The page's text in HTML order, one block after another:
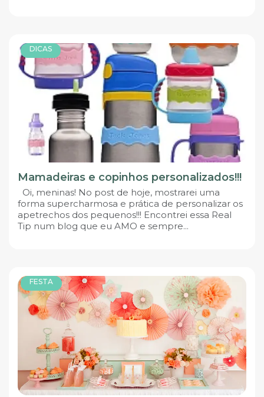
DICAS
Mamadeiras e copinhos personalizados!!!
Oi, meninas! No post de hoje, mostrarei uma
forma supercharmosa e prática de personalizar os
apetrechos dos pequenos!!! Encontrei essa Real
Tip num blog que eu AMO e sempre...
FESTA